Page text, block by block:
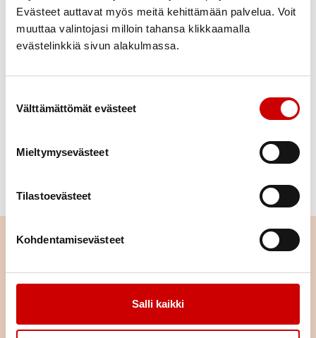
Evästeet auttavat myös meitä kehittämään palvelua. Voit
muuttaa valintojasi milloin tahansa klikkaamalla
evästelinkkiä sivun alakulmassa.
Välttämättömät evästeet
Mieltymysevästeet
Tilastoevästeet
Kohdentamisevästeet
Salli kaikki
Mitä itselle uutta elintarviketta jokainen
aikoo kokeilla?
Mitä opitte kauppakierroksesta?
Materiaalit ja välineet
Vinkkejä terveellisiin valintoihin -kortteja
lista terveellisistä
Kyniä
Lue seuraavaksi
Sydänmerkki-
LUE ARTIKKELI